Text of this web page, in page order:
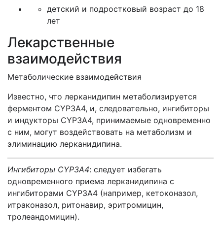
детский и подростковый возраст до 18
лет
Лекарственные
взаимодействия
Метаболические взаимодействия
Известно, что лерканидипин метаболизируется
ферментом CYP3A4, и, следовательно, ингибиторы
и индукторы CYP3A4, принимаемые одновременно
с ним, могут воздействовать на метаболизм и
элиминацию лерканидипина.
Ингибиторы CYP3A4: следует избегать
одновременного приема лерканидипина с
ингибиторами CYP3A4 (например, кетоконазол,
итраконазол, ритонавир, эритромицин,
тролеандомицин).